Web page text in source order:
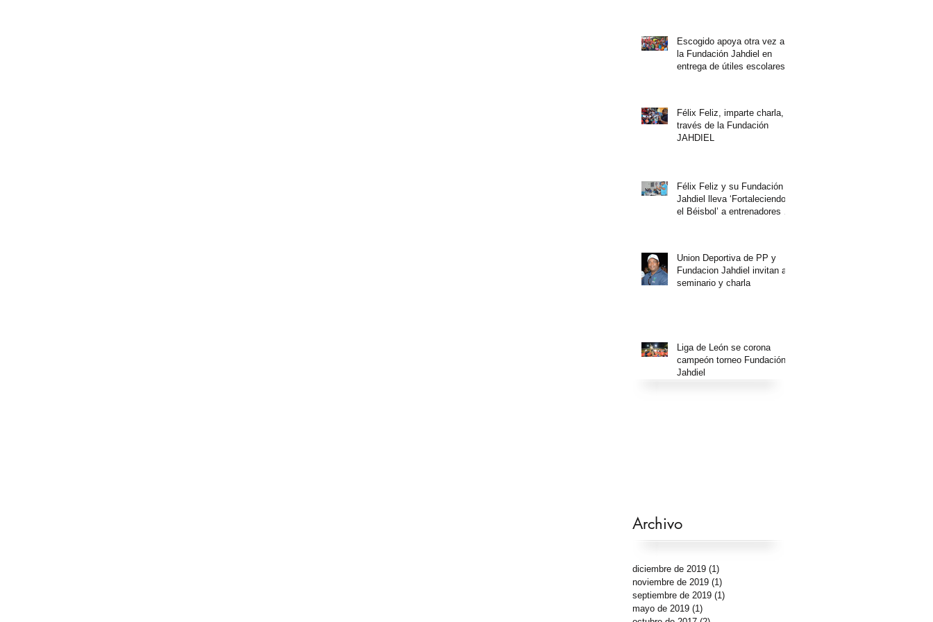
Escogido apoya otra vez a
la Fundación Jahdiel en
entrega de útiles escolares
Félix Feliz, imparte charla, a
través de la Fundación
JAHDIEL
Félix Feliz y su Fundación
Jahdiel lleva ‘Fortaleciendo
el Béisbol’ a entrenadores de
Union Deportiva de PP y
Fundacion Jahdiel invitan a
seminario y charla
Liga de León se corona
campeón torneo Fundación
Jahdiel
Archivo
diciembre de 2019 (1)
noviembre de 2019 (1)
septiembre de 2019 (1)
mayo de 2019 (1)